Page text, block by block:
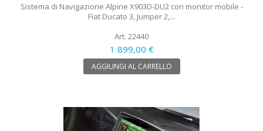
Sistema di Navigazione Alpine X903D-DU2 con monitor mobile -
Fiat Ducato 3, Jumper 2,...
Art. 22440
1 899,00 €
AGGIUNGI AL CARRELLO